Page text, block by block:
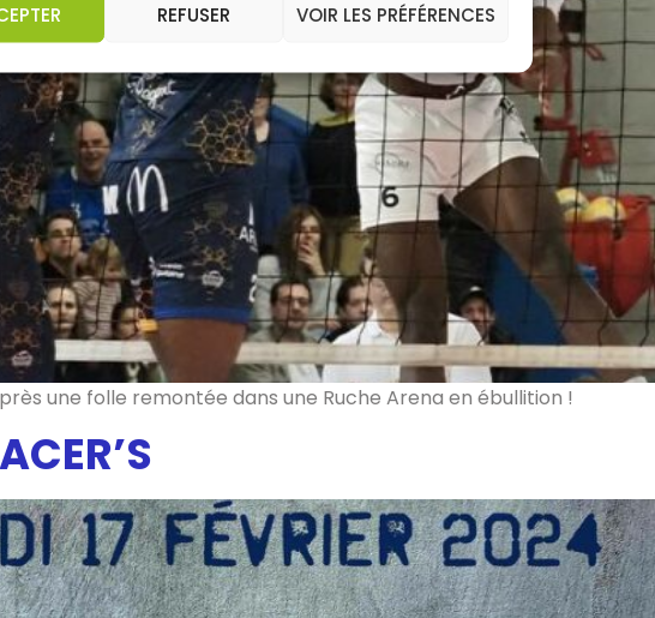
REFUSER VOIR LES PRÉFÉRENCES
une folle remontée dans une Ruche Arena en ébullition !